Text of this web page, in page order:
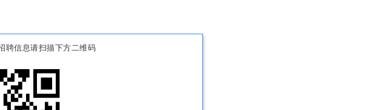
聘信息请扫描下方二维码